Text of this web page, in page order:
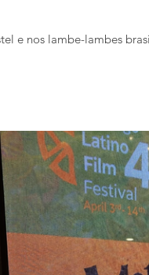
e nos lambe-lambes